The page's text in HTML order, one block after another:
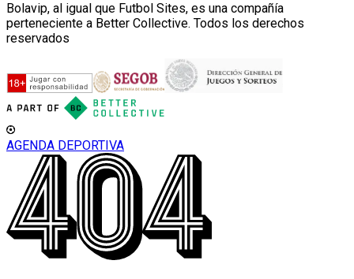
Bolavip, al igual que Futbol Sites, es una compañía
perteneciente a Better Collective. Todos los derechos
reservados
AGENDA DEPORTIVA